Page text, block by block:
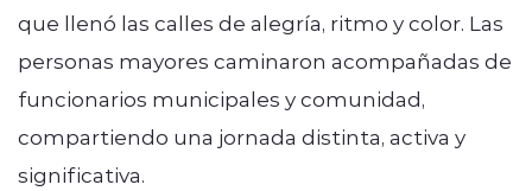
que llenó las calles de alegría, ritmo y color. Las
personas mayores caminaron acompañadas de
funcionarios municipales y comunidad,
compartiendo una jornada distinta, activa y
significativa.